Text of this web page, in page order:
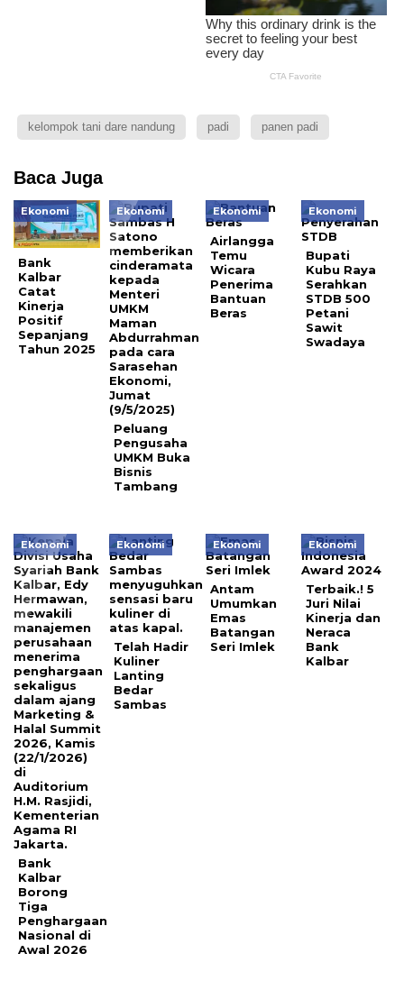
kelompok tani dare nandung padi panen padi
Baca Juga
Ekonomi
Bank
Kalbar
Catat
Kinerja
Positif
Sepanjang
Tahun 2025
Ekonomi
Peluang
Pengusaha
UMKM Buka
Bisnis
Tambang
Ekonomi
Airlangga
Temu
Wicara
Penerima
Bantuan
Beras
Ekonomi
Bupati
Kubu Raya
Serahkan
STDB 500
Petani
Sawit
Swadaya
Ekonomi
Bank
Kalbar
Borong
Tiga
Penghargaan
Nasional di
Awal 2026
Ekonomi
Telah Hadir
Kuliner
Lanting
Bedar
Sambas
Ekonomi
Antam
Umumkan
Emas
Batangan
Seri Imlek
Ekonomi
Terbaik.! 5
Juri Nilai
Kinerja dan
Neraca
Bank
Kalbar